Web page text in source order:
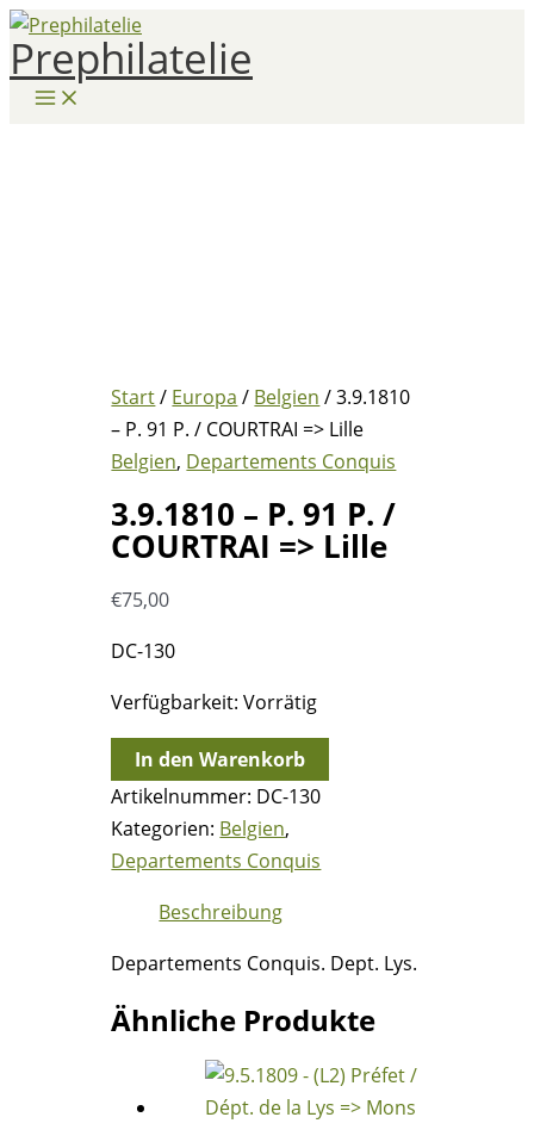
Zum
Inhalt
springen
Prephilatelie
Start/ Europa / Belgien / 3.9.1810
– P. 91 P. / COURTRAI => Lille
Belgien, Departements Conquis
3.9.1810 – P. 91 P. /
COURTRAI => Lille
€75,00
DC-130
Verfügbarkeit: Vorrätig
3.9.1810
-
P.
91
=>
Lille
In den Warenkorb
Artikelnummer: DC-130
Kategorien: Belgien,
Departements Conquis
Beschreibung
Departements Conquis. Dept. Lys.
Ähnliche Produkte